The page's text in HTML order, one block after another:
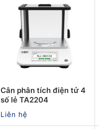
Cân phân tích điện tử 4
số lẻ TA2204
Liên hệ